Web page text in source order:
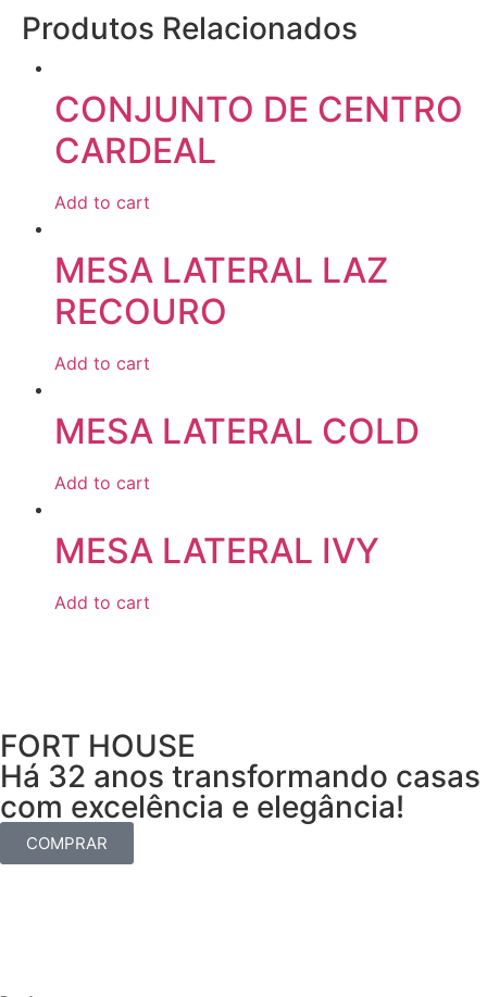
Produtos Relacionados
CONJUNTO DE CENTRO
CARDEAL
Add to cart
MESA LATERAL LAZ
RECOURO
Add to cart
MESA LATERAL COLD
Add to cart
MESA LATERAL IVY
Add to cart
FORT HOUSE
Há 32 anos transformando casas
com excelência e elegância!
COMPRAR